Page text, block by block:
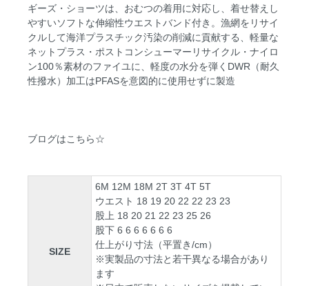
ギーズ・ショーツは、おむつの着用に対応し、着せ替えし
やすいソフトな伸縮性ウエストバンド付き。漁網をリサイ
クルして海洋プラスチック汚染の削減に貢献する、軽量な
ネットプラス・ポストコンシューマーリサイクル・ナイロ
ン100％素材のファイユに、軽度の水分を弾くDWR（耐久
性撥水）加工はPFASを意図的に使用せずに製造
ブログはこちら☆
SIZE
6M 12M 18M 2T 3T 4T 5T
ウエスト 18 19 20 22 22 23 23
股上 18 20 21 22 23 25 26
股下 6 6 6 6 6 6 6
仕上がり寸法（平置き/cm）
※実製品の寸法と若干異なる場合があり
ます